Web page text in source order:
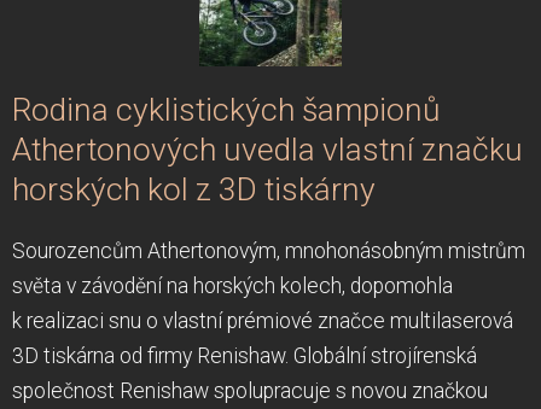
Rodina cyklistických šampionů
Athertonových uvedla vlastní značku
horských kol z 3D tiskárny
Sourozencům Athertonovým, mnohonásobným mistrům
světa v závodění na horských kolech, dopomohla
k realizaci snu o vlastní prémiové značce multilaserová
3D tiskárna od firmy Renishaw. Globální strojírenská
společnost Renishaw spolupracuje s novou značkou